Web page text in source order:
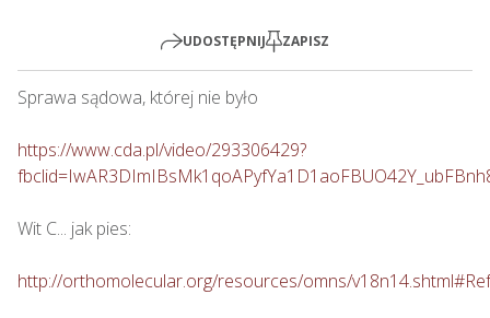
UDOSTĘPNIJ ZAPISZ
Sprawa sądowa, której nie było
https://www.cda.pl/video/293306429?
Wit C... jak pies:
http://orthomolecular.org/resources/omns/